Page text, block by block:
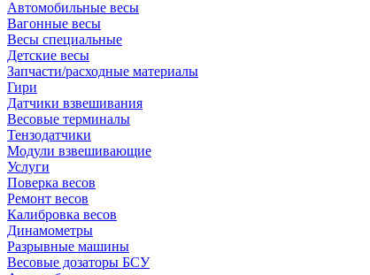
Автомобильные весы
Вагонные весы
Весы специальные
Детские весы
Запчасти/расходные материалы
Гири
Датчики взвешивания
Весовые терминалы
Тензодатчики
Модули взвешивающие
Услуги
Поверка весов
Ремонт весов
Калибровка весов
Динамометры
Разрывные машины
Весовые дозаторы БСУ